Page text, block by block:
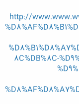
http://
8C%DB%8C-